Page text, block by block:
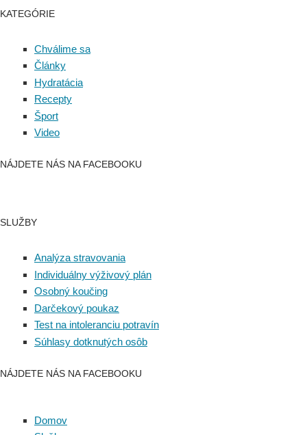
KATEGÓRIE
Chválime sa
Články
Hydratácia
Recepty
Šport
Video
NÁJDETE NÁS NA FACEBOOKU
SLUŽBY
Analýza stravovania
Individuálny výživový plán
Osobný koučing
Darčekový poukaz
Test na intoleranciu potravín
Súhlasy dotknutých osôb
NÁJDETE NÁS NA FACEBOOKU
Domov